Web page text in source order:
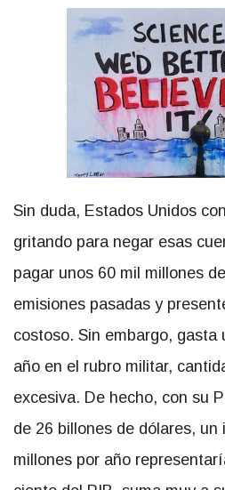
Sin duda, Estados Unidos
gritando para negar esas
pagar unos 60 mil millones
emisiones pasadas y
costoso. Sin embargo, gasta
año en el rubro militar,
excesiva. De hecho, con su
de 26 billones de dólares, un
millones por año